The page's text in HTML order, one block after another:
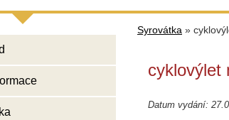
Syrovátka »
cyklovýlet
Datum vydání: